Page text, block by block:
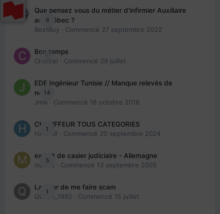
6
Que pensez vous du métier d'infirmier Auxiliaire
au Québec ?
BestBuy · Commencé 27 septembre 2022
0
Bon temps
Charbel · Commencé 29 juillet
14
EDE Ingénieur Tunisie // Manque relevés de
note
Jmili · Commencé 18 octobre 2018
1
CHAUFFEUR TOUS CATEGORIES
HAZEM · Commencé 20 septembre 2024
5
extrait de casier judiciaire - Allemagne
maries · Commencé 13 septembre 2005
1
La peur de me faire scam
Queen_1992 · Commencé 15 juillet